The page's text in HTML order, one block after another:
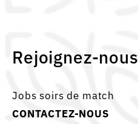
Rejoignez-nous
Jobs soirs de match
CONTACTEZ-NOUS